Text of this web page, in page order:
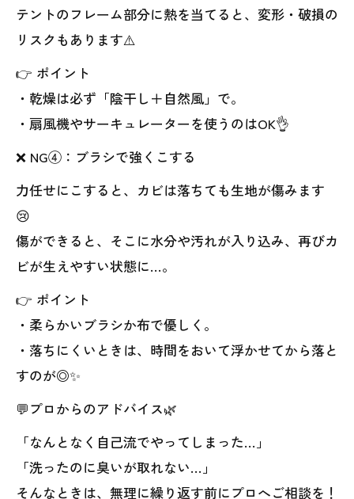
テントのフレーム部分に熱を当てると、変形・破損の
リスクもあります⚠️
👉 ポイント
・乾燥は必ず「陰干し＋自然風」で。
・扇風機やサーキュレーターを使うのはOK👌
❌ NG④：ブラシで強くこする
力任せにこすると、カビは落ちても生地が傷みます
😢
傷ができると、そこに水分や汚れが入り込み、再びカ
ビが生えやすい状態に…。
👉 ポイント
・柔らかいブラシか布で優しく。
・落ちにくいときは、時間をおいて浮かせてから落と
すのが◎✨
💬プロからのアドバイス🌿
「なんとなく自己流でやってしまった…」
「洗ったのに臭いが取れない…」
そんなときは、無理に繰り返す前にプロへご相談を！